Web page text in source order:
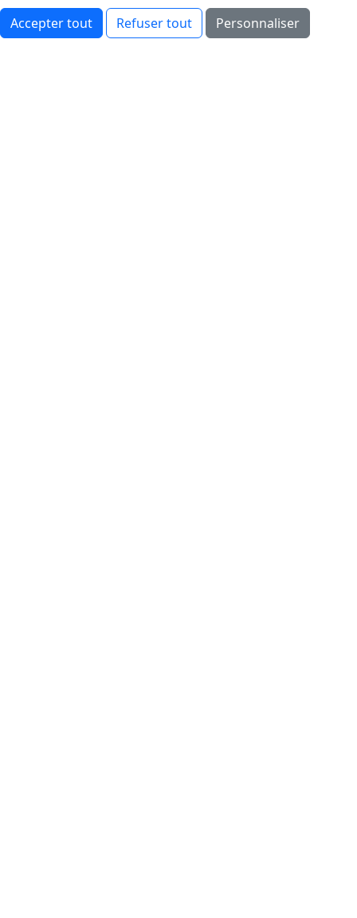
Accepter tout Refuser tout Personnaliser